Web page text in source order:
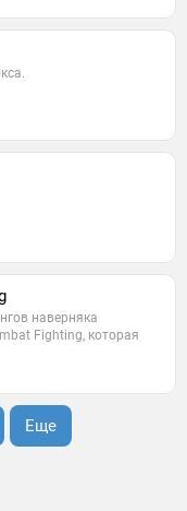
наверняка
Fighting, которая
Еще